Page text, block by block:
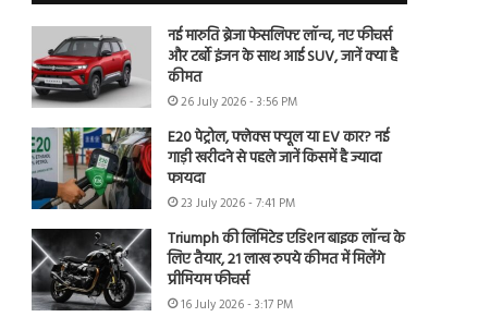
नई मारुति ब्रेजा फेसलिफ्ट लॉन्च, नए फीचर्स
और टर्बो इंजन के साथ आई SUV, जानें क्या है
कीमत
26 July 2026 - 3:56 PM
E20 पेट्रोल, फ्लेक्स फ्यूल या EV कार? नई
गाड़ी खरीदने से पहले जानें किसमें है ज्यादा
फायदा
23 July 2026 - 7:41 PM
Triumph की लिमिटेड एडिशन बाइक लॉन्च के
लिए तैयार, 21 लाख रुपये कीमत में मिलेंगे
प्रीमियम फीचर्स
16 July 2026 - 3:17 PM